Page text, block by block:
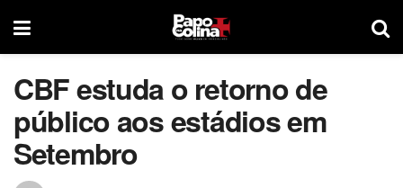
CBF estuda o retorno de
público aos estádios em
Setembro